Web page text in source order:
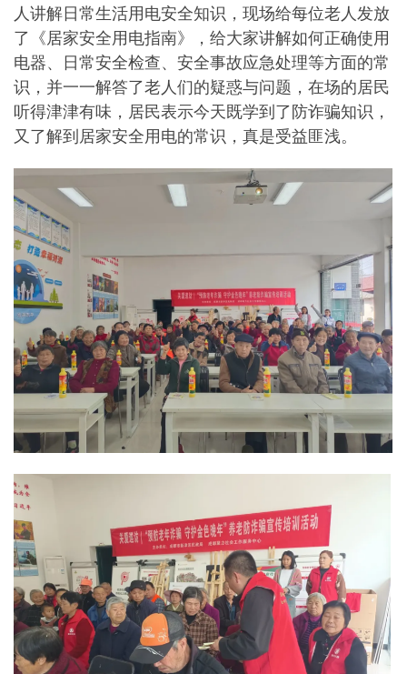
人讲解日常生活用电安全知识，现场给每位老人发放
了《居家安全用电指南》，给大家讲解如何正确使用
电器、日常安全检查、安全事故应急处理等方面的常
识，并一一解答了老人们的疑惑与问题，在场的居民
听得津津有味，居民表示今天既学到了防诈骗知识，
又了解到居家安全用电的常识，真是受益匪浅。